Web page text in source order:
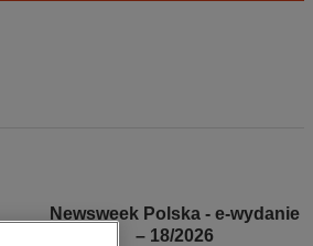
Newsweek Polska - e-wydanie
– 18/2026